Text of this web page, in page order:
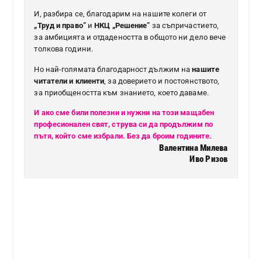
И, разбира се, благодарим на нашите колеги от
„Труд и право”иНКЦ „Решение” за съпричастието,
за амбицията и отдадеността в общото ни дело вече
толкова години.
Но най-голямата благодарност дължим нанашите
читатели и клиенти , за доверието и постоянството,
за приобщеността към знанието, което даваме.
И ако сме били полезни и нужни на този мащабен
професионален свят, струва си да продължим по
пътя, който сме избрали. Без да броим годините.
Валентина Милева
Иво Ризов